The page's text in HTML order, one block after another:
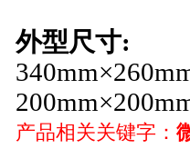
外型尺寸:
产品相关关键字：